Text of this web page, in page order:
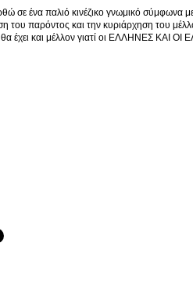
σε ένα παλιό κινέζικο γνωμικό σύμφωνα
του παρόντος και την κυριάρχηση του
θα έχει και μέλλον γιατί οι ΕΛΛΗΝΕΣ